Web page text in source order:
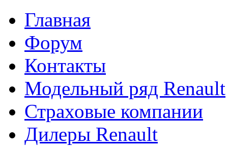
Главная
Форум
Контакты
Модельный ряд Renault
Страховые компании
Дилеры Renault